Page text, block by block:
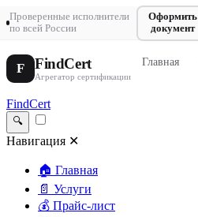
Проверенные исполнители
по всей России
Оформить
документ
F FindCert
Агрегатор сертификации
Главная
FindCert
🔍
Навигация ✕
🏠 Главная
📄 Услуги
💰 Прайс-лист